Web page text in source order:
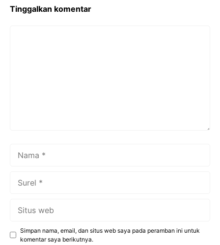
k
Tinggalkan komentar
Simpan nama, email, dan situs web saya pada peramban ini untuk
komentar saya berikutnya.